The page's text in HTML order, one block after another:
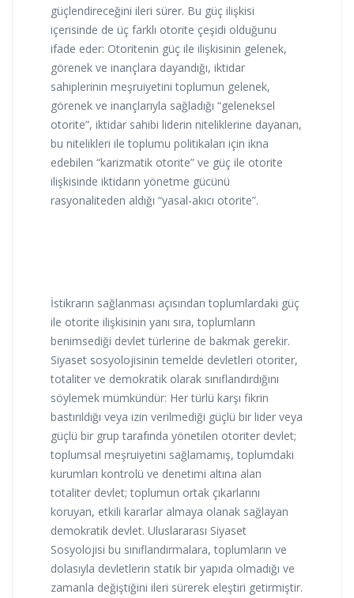
güçlendireceğini ileri sürer. Bu güç ilişkisi
içerisinde de üç farklı otorite çeşidi olduğunu
ifade eder: Otoritenin güç ile ilişkisinin gelenek,
görenek ve inançlara dayandığı, iktidar
sahiplerinin meşruiyetini toplumun gelenek,
görenek ve inançlarıyla sağladığı “geleneksel
otorite”, iktidar sahibi liderin niteliklerine dayanan,
bu nitelikleri ile toplumu politikaları için ikna
edebilen “karizmatik otorite” ve güç ile otorite
ilişkisinde iktidarın yönetme gücünü
rasyonaliteden aldığı “yasal-akıcı otorite”.
İstikrarın sağlanması açısından toplumlardaki güç
ile otorite ilişkisinin yanı sıra, toplumların
benimsediği devlet türlerine de bakmak gerekir.
Siyaset sosyolojisinin temelde devletleri otoriter,
totaliter ve demokratik olarak sınıflandırdığını
söylemek mümkündür: Her türlü karşı fikrin
bastırıldığı veya izin verilmediği güçlü bir lider veya
güçlü bir grup tarafında yönetilen otoriter devlet;
toplumsal meşruiyetini sağlamamış, toplumdaki
kurumları kontrolü ve denetimi altına alan
totaliter devlet; toplumun ortak çıkarlarını
koruyan, etkili kararlar almaya olanak sağlayan
demokratik devlet. Uluslararası Siyaset
Sosyolojisi bu sınıflandırmalara, toplumların ve
dolasıyla devletlerin statik bir yapıda olmadığı ve
zamanla değiştiğini ileri sürerek eleştiri getirmiştir.